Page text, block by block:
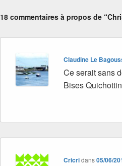
18 commentaires à propos de
Claudine Le
Ce serait sans
Bises
Cricridans05/06/